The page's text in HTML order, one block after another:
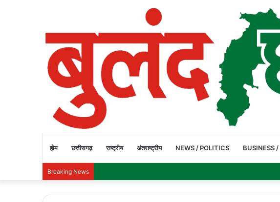
होम छत्तीसगढ़ राष्ट्रीय अंतराष्ट्रीय NEWS / POLITICS BUSINESS
Breaking News